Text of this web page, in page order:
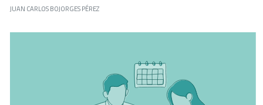
JUAN CARLOS BOJORGES PÉREZ